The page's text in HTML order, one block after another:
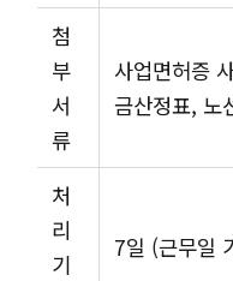
첨
부
서
류
사업면허증
금산정표, 노
처
리
기
7일 (근무일